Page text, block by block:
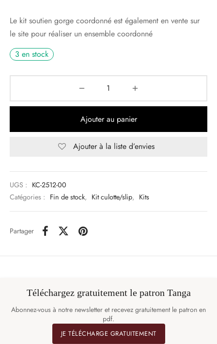
Le kit soutien gorge coordonné est également en vente sur
le site pour réaliser un ensemble coordonné
3 en stock
Ajouter au panier
Ajouter à la liste d’envies
UGS : KC-2512-00
Catégories : Fin de stock, Kit culotte/slip, Kits
Partager
Téléchargez gratuitement le patron Tanga
Abonnez-vous à notre newsletter et recevez gratuitement le patron en
pdf.
JE TÉLÉCHARGE GRATUITEMENT